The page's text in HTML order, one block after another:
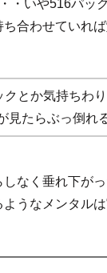
・いや516パッ
合わせていれ
クとか気持ちわ
見たらぶっ倒れ
しなく垂れ下が
ようなメンタル